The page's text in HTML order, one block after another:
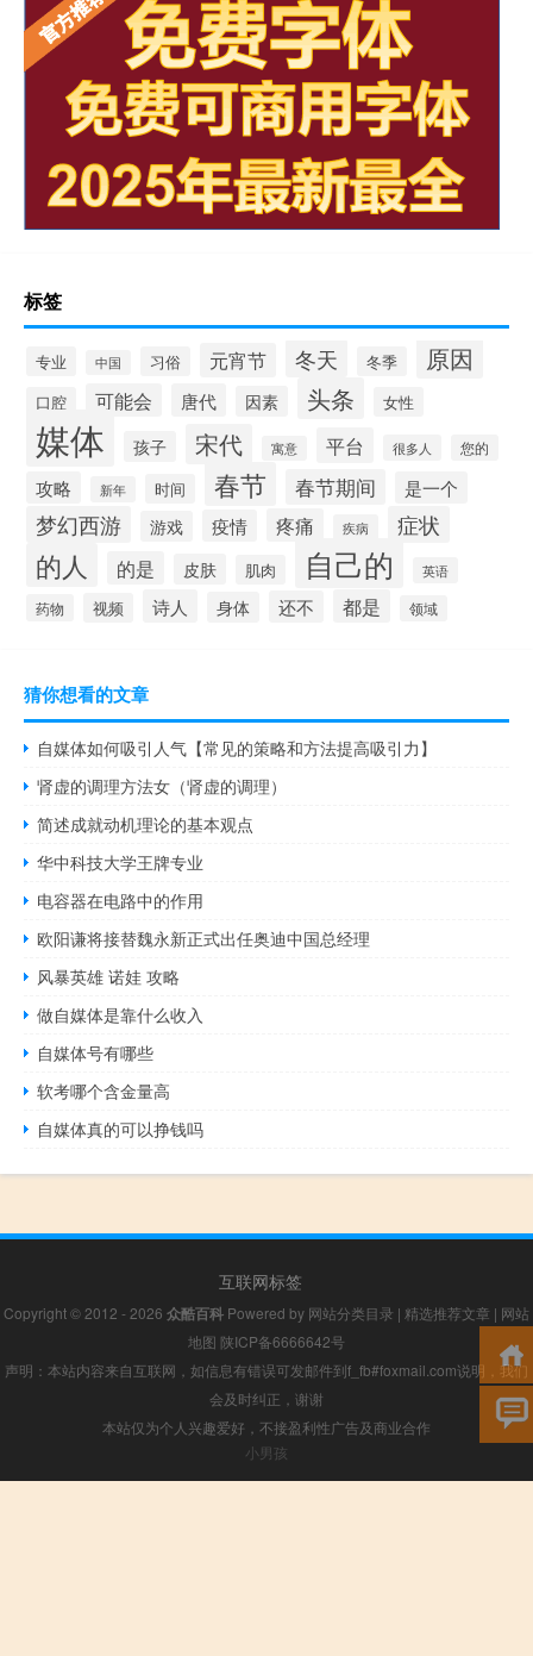
标签
专业 中国 习俗 元宵节 冬天 冬季 原因
口腔 可能会 唐代 因素 头条 女性
媒体 孩子 宋代 寓意 平台 很多人 您的
攻略 新年 时间 春节 春节期间 是一个
梦幻西游 游戏 疫情 疼痛 疾病 症状
的人 的是 皮肤 肌肉 自己的 英语
药物 视频 诗人 身体 还不 都是 领域
猜你想看的文章
自媒体如何吸引人气【常见的策略和方法提高吸引力】
肾虚的调理方法女（肾虚的调理）
简述成就动机理论的基本观点
华中科技大学王牌专业
电容器在电路中的作用
欧阳谦将接替魏永新正式出任奥迪中国总经理
风暴英雄 诺娃 攻略
做自媒体是靠什么收入
自媒体号有哪些
软考哪个含金量高
自媒体真的可以挣钱吗
互联网标签
Copyright © 2012 - 2026 众酷百科 Powered by 网站分类目录 | 精选推荐文章 | 网站
地图 陕ICP备6666642号
声明：本站内容来自互联网，如信息有错误可发邮件到f_fb#foxmail.com说明，我们
会及时纠正，谢谢
本站仅为个人兴趣爱好，不接盈利性广告及商业合作
小男孩